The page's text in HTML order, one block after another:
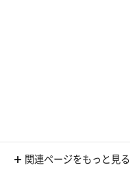
関連ページをもっと見る